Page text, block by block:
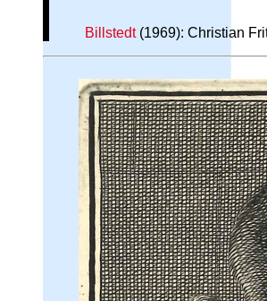
Billstedt(1969): Christian